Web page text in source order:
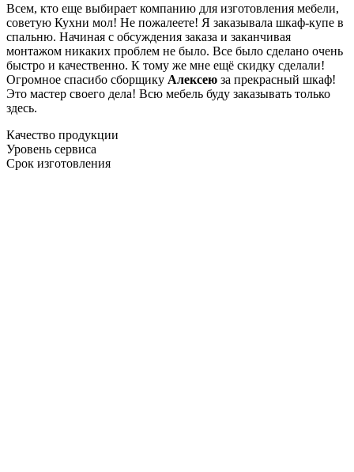
Всем, кто еще выбирает компанию для изготовления мебели,
советую Кухни мол! Не пожалеете! Я заказывала шкаф-купе в
спальню. Начиная с обсуждения заказа и заканчивая
монтажом никаких проблем не было. Все было сделано очень
быстро и качественно. К тому же мне ещё скидку сделали!
Огромное спасибо сборщику Алексею за прекрасный шкаф!
Это мастер своего дела! Всю мебель буду заказывать только
здесь.
Качество продукции
Уровень сервиса
Срок изготовления